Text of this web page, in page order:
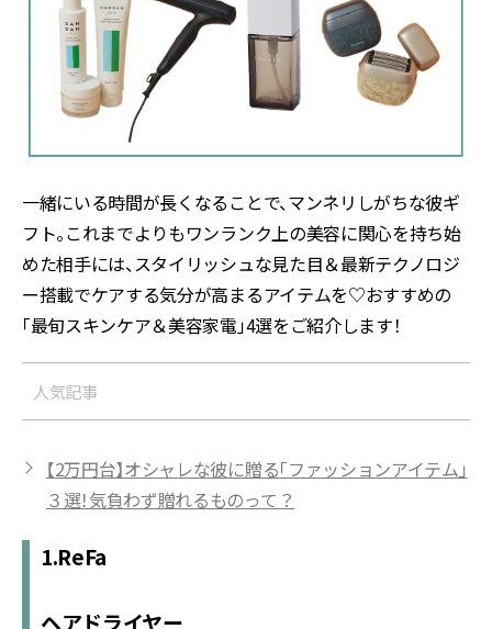
一緒にいる時間が長くなることで、マンネリしがちな彼ギ
フト。これまでよりもワンランク上の美容に関心を持ち始
めた相手には、スタイリッシュな見た目＆最新テクノロジ
ー搭載でケアする気分が高まるアイテムを♡おすすめの
「最旬スキンケア＆美容家電」4選をご紹介します！
人気記事
【2万円台】オシャレな彼に贈る「ファッションアイテム」
３選！気負わず贈れるものって？
1.ReFa
ヘアドライヤー